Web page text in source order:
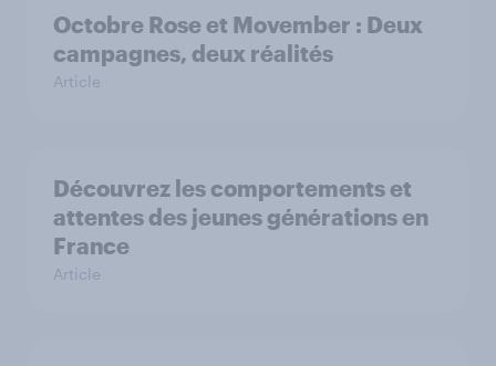
Octobre Rose et Movember : Deux
campagnes, deux réalités
Article
Découvrez les comportements et
attentes des jeunes générations en
France
Article